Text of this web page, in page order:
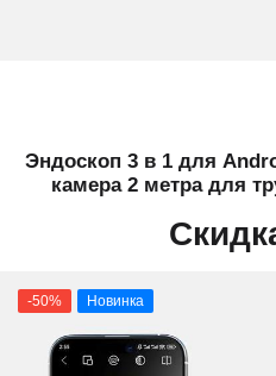
Эндоскоп 3 в 1 для
камера 2 метра для
-50% Новинка